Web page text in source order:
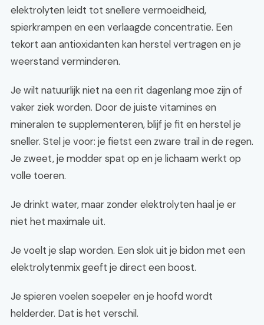
elektrolyten leidt tot snellere vermoeidheid,
spierkrampen en een verlaagde concentratie. Een
tekort aan antioxidanten kan herstel vertragen en je
weerstand verminderen.
Je wilt natuurlijk niet na een rit dagenlang moe zijn of
vaker ziek worden. Door de juiste vitamines en
mineralen te supplementeren, blijf je fit en herstel je
sneller. Stel je voor: je fietst een zware trail in de regen.
Je zweet, je modder spat op en je lichaam werkt op
volle toeren.
Je drinkt water, maar zonder elektrolyten haal je er
niet het maximale uit.
Je voelt je slap worden. Een slok uit je bidon met een
elektrolytenmix geeft je direct een boost.
Je spieren voelen soepeler en je hoofd wordt
helderder. Dat is het verschil.